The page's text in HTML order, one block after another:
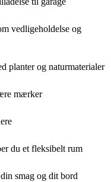
vedligeholdelse og
planter og naturmaterialer
mærker
du et fleksibelt rum
smag og dit bord